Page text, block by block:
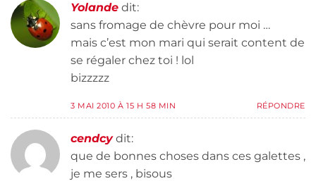
Yolande dit:
sans fromage de chèvre pour moi …
mais c’est mon mari qui serait content de
se régaler chez toi ! lol
bizzzzz
3 MAI 2010 À 15 H 58 MIN RÉPONDRE
cendcy dit:
que de bonnes choses dans ces galettes ,
je me sers , bisous